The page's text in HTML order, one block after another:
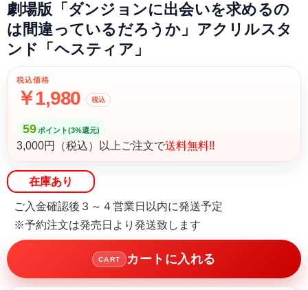
劇場版「ダンジョンに出会いを求めるの
は間違っているだろうか」アクリルスタ
ンド「ヘスティア」
税込価格
￥1,980 税込
59 ポイント(3%還元)
3,000円（税込）以上ご注文で送料無料!!
在庫あり
ご入金確認後３～４営業日以内に発送予定
※予約注文は発売日より発送致します
CART カートに入れる